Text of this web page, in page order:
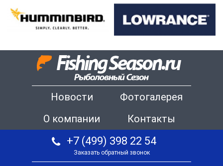
Новости
Фотогалерея
О компании
Контакты
+7 (499) 398 22 54
Заказать обратный звонок